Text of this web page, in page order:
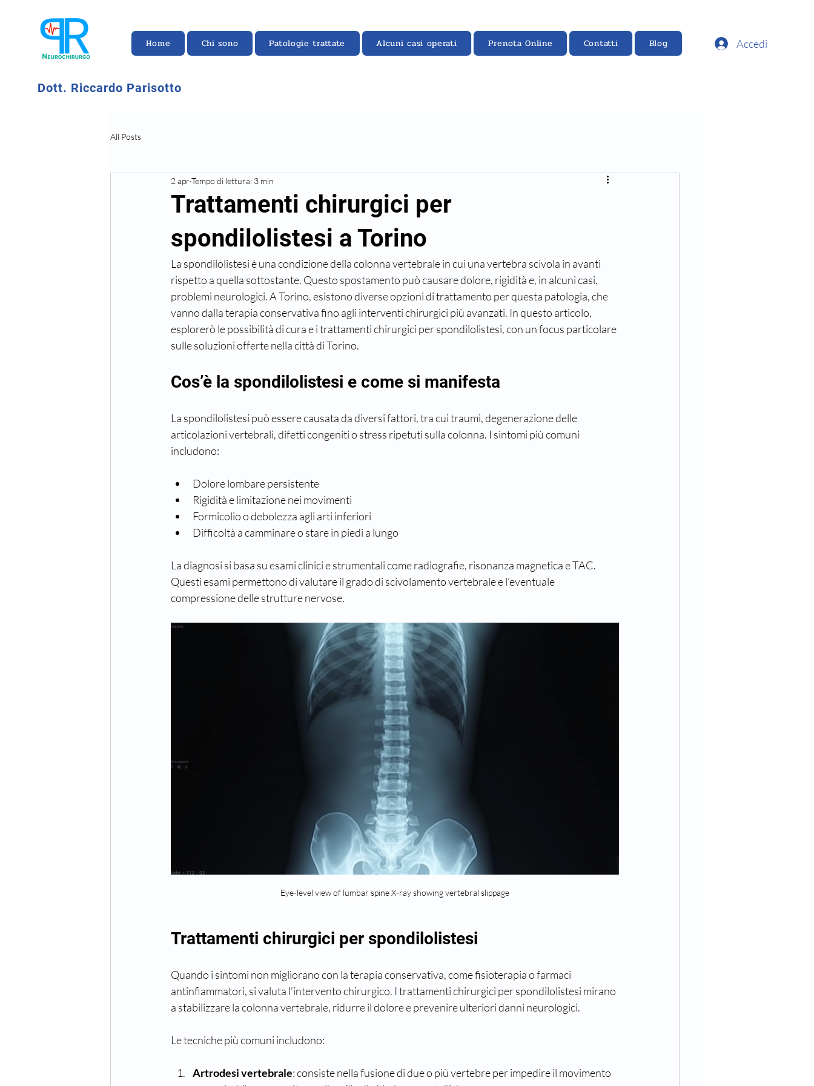
Home Chi sono Patologie trattate Alcuni casi operati Prenota Online Contatti Blog Accedi
Dott. Riccardo Parisotto
All Posts
Trattamenti chirurgici per
spondilolistesi a Torino
2 apr Tempo di lettura: 3 min
La spondilolistesi è una condizione della colonna vertebrale in cui una vertebra scivola in avanti
rispetto a quella sottostante. Questo spostamento può causare dolore, rigidità e, in alcuni casi,
problemi neurologici. A Torino, esistono diverse opzioni di trattamento per questa patologia, che
vanno dalla terapia conservativa fino agli interventi chirurgici più avanzati. In questo articolo,
esplorerò le possibilità di cura e i trattamenti chirurgici per spondilolistesi, con un focus particolare
sulle soluzioni offerte nella città di Torino.
Cos’è la spondilolistesi e come si manifesta
La spondilolistesi può essere causata da diversi fattori, tra cui traumi, degenerazione delle
articolazioni vertebrali, difetti congeniti o stress ripetuti sulla colonna. I sintomi più comuni
includono:
Dolore lombare persistente
Rigidità e limitazione nei movimenti
Formicolio o debolezza agli arti inferiori
Difficoltà a camminare o stare in piedi a lungo
La diagnosi si basa su esami clinici e strumentali come radiografie, risonanza magnetica e TAC.
Questi esami permettono di valutare il grado di scivolamento vertebrale e l’eventuale
compressione delle strutture nervose.
Eye-level view of lumbar spine X-ray showing vertebral slippage
Trattamenti chirurgici per spondilolistesi
Quando i sintomi non migliorano con la terapia conservativa, come fisioterapia o farmaci
antinfiammatori, si valuta l’intervento chirurgico. I trattamenti chirurgici per spondilolistesi mirano
a stabilizzare la colonna vertebrale, ridurre il dolore e prevenire ulteriori danni neurologici.
Le tecniche più comuni includono:
Artrodesi vertebrale: consiste nella fusione di due o più vertebre per impedire il movimento